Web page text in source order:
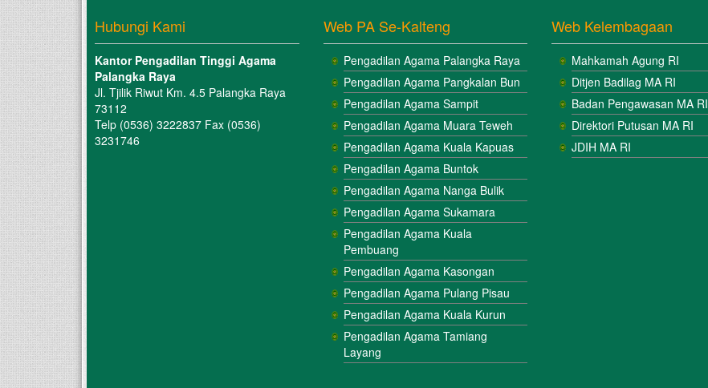
Hubungi Kami
Kantor Pengadilan Tinggi Agama
Palangka Raya
Jl. Tjilik Riwut Km. 4.5 Palangka Raya
73112
Telp (0536) 3222837 Fax (0536)
3231746
Web PA Se-Kalteng
Pengadilan Agama Palangka Raya
Pengadilan Agama Pangkalan Bun
Pengadilan Agama Sampit
Pengadilan Agama Muara Teweh
Pengadilan Agama Kuala Kapuas
Pengadilan Agama Buntok
Pengadilan Agama Nanga Bulik
Pengadilan Agama Sukamara
Pengadilan Agama Kuala
Pembuang
Pengadilan Agama Kasongan
Pengadilan Agama Pulang Pisau
Pengadilan Agama Kuala Kurun
Pengadilan Agama Tamiang
Layang
Web Kelembagaan
Mahkamah Agung RI
Ditjen Badilag MA RI
Badan Pengawasan MA RI
Direktori Putusan MA RI
JDIH MA RI